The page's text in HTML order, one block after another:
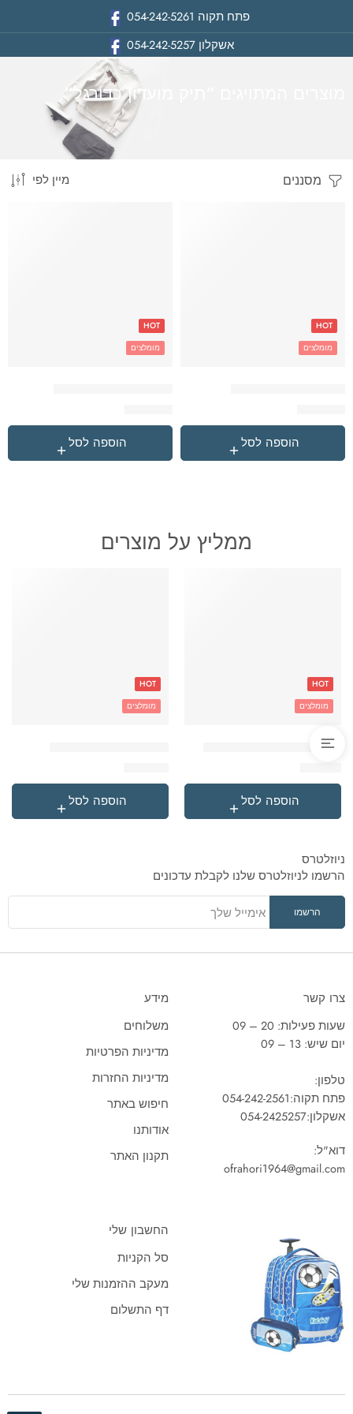
פתח תקוה 054-242-5261
אשקלון054-242-5257
מוצרים המתויגים “תיק מועדון כדורגל”
ביתמסננים מיין לפי
HOT
מומלצים
הוספה לסל
HOT
מומלצים
הוספה לסל
ממליץ על מוצרים
'בקבוק תרמי נירוסטה סטיץ
HOT
מומלצים
הוספה לסל
HOT
מומלצים
הוספה לסל
ניוזלטרס
הרשמו לניוזלטרס שלנו לקבלת עדכונים
צרו קשר
שעות פעילות: 20 – 09
יום שיש: 13 – 09
טלפון:
פתח תקוה:054-242-2561
אשקלון:054-2425257
דוא"ל:
ofrahori1964@gmail.com
מידע
משלוחים
מדיניות הפרטיות
מדיניות החזרות
חיפוש באתר
אודותנו
תקנון האתר
החשבון שלי
סל הקניות
מעקב ההזמנות שלי
דף התשלום